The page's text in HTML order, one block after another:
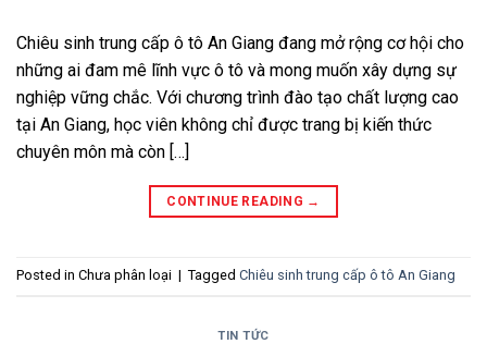
Chiêu sinh trung cấp ô tô An Giang đang mở rộng cơ hội cho
những ai đam mê lĩnh vực ô tô và mong muốn xây dựng sự
nghiệp vững chắc. Với chương trình đào tạo chất lượng cao
tại An Giang, học viên không chỉ được trang bị kiến thức
chuyên môn mà còn […]
CONTINUE READING →
Posted in Chưa phân loại | Tagged Chiêu sinh trung cấp ô tô An Giang
TIN TỨC